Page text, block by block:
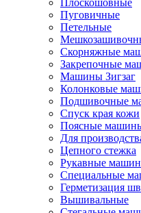
Плоскошовные
Пуговичные
Петельные
Скорняжные
Закрепочные
Машины Зигзаг
Колонковые
Подшивочные
Спуск края кожи
Поясные
Для
Цепного стежка
Рукавные
Специальные
Герметизация
Вышивальные